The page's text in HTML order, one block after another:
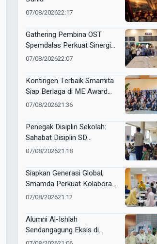
07/08/202622:17
Gathering Pembina OST
Spemdalas Perkuat Sinergi
Pembinaan Karakter dan
07/08/202622:07
Kontingen Terbaik Smamita
Siap Berlaga di ME Award
2026
07/08/202621:36
Penegak Disiplin Sekolah:
Sahabat Disiplin SD
Almadany
07/08/202621:18
Siapkan Generasi Global,
Smamda Perkuat Kolaborasi
Bersama Wali Murid Kelas XI
07/08/202621:12
Alumni Al-Ishlah
Sendangagung Eksis di
Muktamar ke-15 Nasyiatul